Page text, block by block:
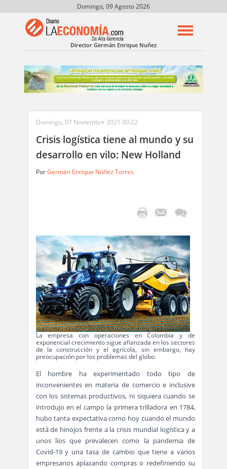
Domingo, 09 Agosto 2026
Director Germán Enrique Nuñez
Domingo, 07 Noviembre 2021 00:22
Crisis logística tiene al mundo y su
desarrollo en vilo: New Holland
PorGermán Enrique Núñez Torres
La empresa con operaciones en Colombia y de
exponencial crecimiento sigue afianzada en los sectores
de la construcción y el agrícola, sin embargo, hay
preocupación por los problemas del globo.
El hombre ha experimentado todo tipo de
inconvenientes en materia de comercio e inclusive
con los sistemas productivos, ni siquiera cuando se
introdujo en el campo la primera trilladora en 1784,
hubo tanta expectativa como hoy cuando el mundo
está de hinojos frente a la crisis mundial logística y a
unos líos que prevalecen como la pandemia de
Covid-19 y una tasa de cambio que tiene a varios
empresarios aplazando compras o redefiniendo su